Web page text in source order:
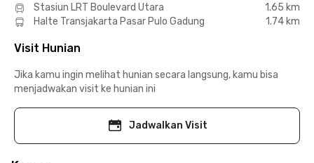
Stasiun LRT Boulevard Utara
1.65 km
Halte Transjakarta Pasar Pulo Gadung
1.74 km
Visit Hunian
Jika kamu ingin melihat hunian secara langsung, kamu bisa
menjadwakan visit ke hunian ini
Jadwalkan Visit